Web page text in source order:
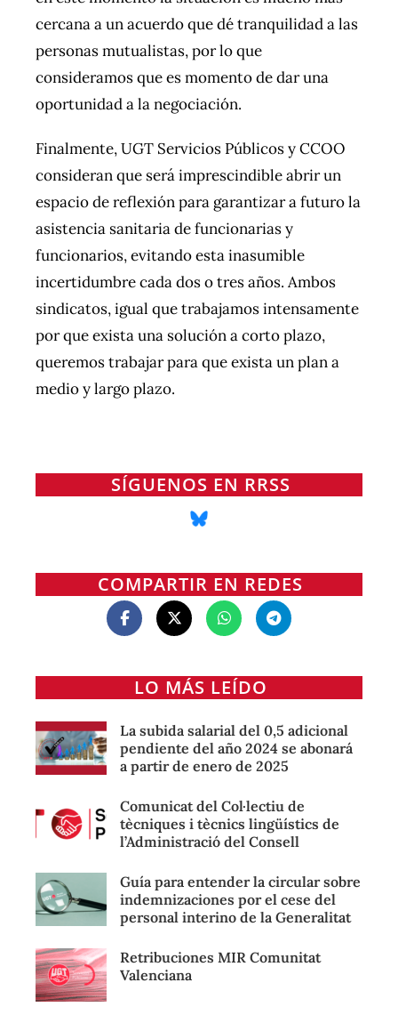
cercana a un acuerdo que dé tranquilidad a las
personas mutualistas, por lo que
consideramos que es momento de dar una
oportunidad a la negociación.
Finalmente, UGT Servicios Públicos y CCOO
consideran que será imprescindible abrir un
espacio de reflexión para garantizar a futuro la
asistencia sanitaria de funcionarias y
funcionarios, evitando esta inasumible
incertidumbre cada dos o tres años. Ambos
sindicatos, igual que trabajamos intensamente
por que exista una solución a corto plazo,
queremos trabajar para que exista un plan a
medio y largo plazo.
SÍGUENOS EN RRSS
COMPARTIR EN REDES
LO MÁS LEÍDO
La subida salarial del 0,5 adicional
pendiente del año 2024 se abonará
a partir de enero de 2025
Comunicat del Col·lectiu de
tècniques i tècnics lingüístics de
l’Administració del Consell
Guía para entender la circular sobre
indemnizaciones por el cese del
personal interino de la Generalitat
Retribuciones MIR Comunitat
Valenciana